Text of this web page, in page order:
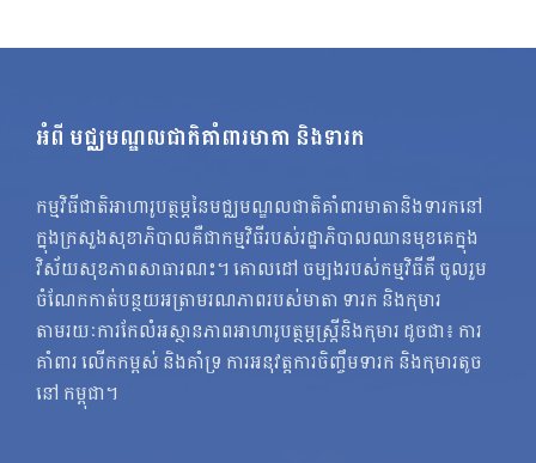
អំពី មជ្ឈមណ្ឌលជាតិគាំពារមាតា និងទារក
កម្មវិធីជាតិអាហារូបត្ថម្ភនៃមជ្ឈមណ្ឌលជាតិគាំពារមាតានិងទារកនៅ
ក្នុងក្រសួងសុខាភិបាលគឺជាកម្មវិធីរបស់រដ្ឋាភិបាលឈានមុខគេក្នុង
វិស័យសុខភាពសាធារណះ។ គោលដៅ ចម្បងរបស់កម្មវិធីគឺ ចូលរួម
ចំណែកកាត់បន្ថយអត្រាមរណភាពរបស់មាតា ទារក និងកុមារ
តាមរយៈការកែលំអស្ថានភាពអាហារូបត្ថម្ភស្ត្រីនិងកុមារ ដូចជា៖ ការ
គាំពារ លើកកម្ពស់ និងគាំទ្រ ការអនុវត្តការចិញ្ចឹមទារក និងកុមារតូច
នៅ កម្ពុជា។